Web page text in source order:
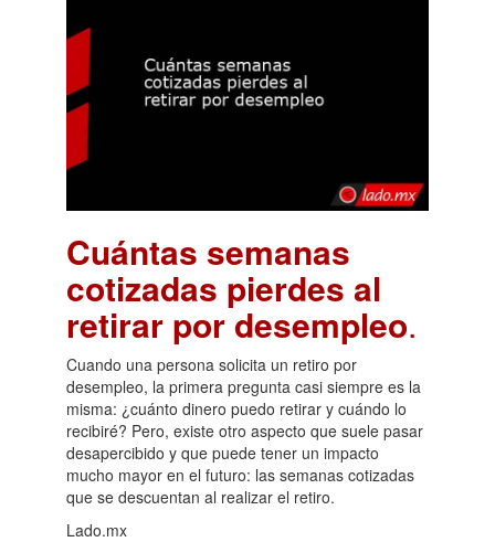
Cuántas semanas
cotizadas pierdes al
retirar por desempleo.
Cuando una persona solicita un retiro por
desempleo, la primera pregunta casi siempre es la
misma: ¿cuánto dinero puedo retirar y cuándo lo
recibiré? Pero, existe otro aspecto que suele pasar
desapercibido y que puede tener un impacto
mucho mayor en el futuro: las semanas cotizadas
que se descuentan al realizar el retiro.
Lado.mx